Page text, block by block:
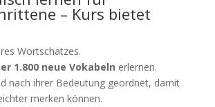
– Kurs bietet
Wortschatzes.
1.800 neue Vokabeln erlernen.
nach ihrer Bedeutung geordnet, damit
merken können.